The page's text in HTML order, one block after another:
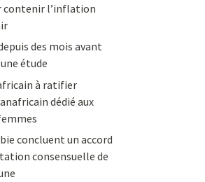
contenir l’inflation
des mois avant
étude
à ratifier
dédié aux
concluent un accord
consensuelle de